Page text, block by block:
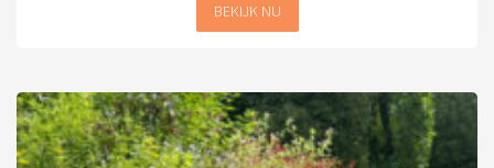
BEKIJK NU